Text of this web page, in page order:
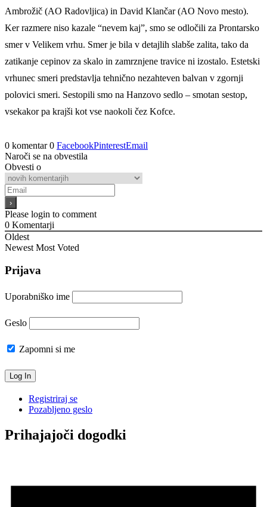
Ambrožič (AO Radovljica) in David Klančar (AO Novo mesto).
Ker razmere niso kazale “nevem kaj”, smo se odločili za Prontarsko
smer v Velikem vrhu. Smer je bila v detajlih slabše zalita, tako da
zatikanje cepinov za skalo in zamrznjene travice ni izostalo. Estetski
vrhunec smeri predstavlja tehnično nezahteven balvan v zgornji
polovici smeri. Sestopili smo na Hanzovo sedlo – smotan sestop,
vsekakor pa krajši kot vse naokoli čez Kofce.
0 komentar 0 FacebookPinterestEmail
Naroči se na obvestila
Obvesti o
Please login to comment
0 Komentarji
Oldest
Newest Most Voted
Prijava
Uporabniško ime
Geslo
Zapomni si me
Registriraj se
Pozabljeno geslo
Prihajajoči dogodki